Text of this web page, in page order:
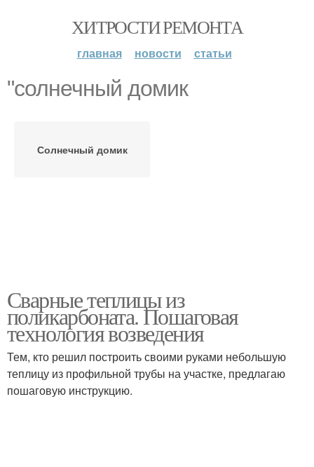
ХИТРОСТИ РЕМОНТА
главная новости статьи
"солнечный домик
Солнечный домик
Сварные теплицы из
поликарбоната. Пошаговая
технология возведения
Тем, кто решил построить своими руками небольшую
теплицу из профильной трубы на участке, предлагаю
пошаговую инструкцию.